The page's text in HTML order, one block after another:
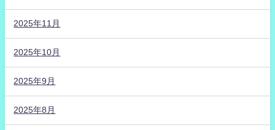
2025年11月
2025年10月
2025年9月
2025年8月